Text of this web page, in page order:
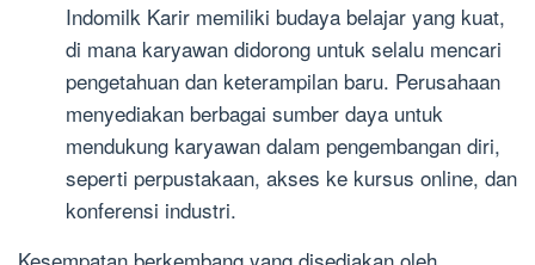
Indomilk Karir memiliki budaya belajar yang kuat,
di mana karyawan didorong untuk selalu mencari
pengetahuan dan keterampilan baru. Perusahaan
menyediakan berbagai sumber daya untuk
mendukung karyawan dalam pengembangan diri,
seperti perpustakaan, akses ke kursus online, dan
konferensi industri.